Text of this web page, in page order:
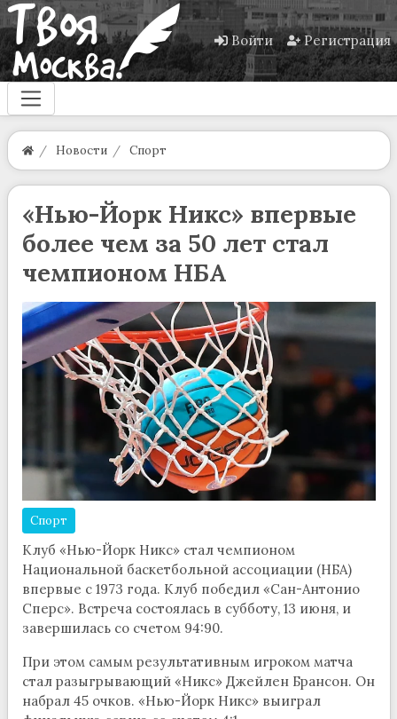
Войти Регистрация
Новости Спорт
«Нью-Йорк Никс» впервые
более чем за 50 лет стал
чемпионом НБА
Спорт
Клуб «Нью-Йорк Никс» стал чемпионом
Национальной баскетбольной ассоциации (НБА)
впервые с 1973 года. Клуб победил «Сан-Антонио
Сперс». Встреча состоялась в субботу, 13 июня, и
завершилась со счетом 94:90.
При этом самым результативным игроком матча
стал разыгрывающий «Никс» Джейлен Брансон. Он
набрал 45 очков. «Нью-Йорк Никс» выиграл